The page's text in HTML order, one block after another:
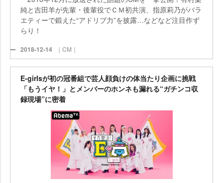
純と吉田羊が先輩・後輩役でＣＭ初共演、指原莉乃がバラ
エティーで鍛えた“アドリブ力”を披露…などなど注目作ず
らり！
2018-12-14 ｜CM｜
E-girlsが初の冠番組で芸人顔負けの体当たり企画に挑戦
「もうイヤ！」とメンバーのホンネも漏れる“ガチンコ収
録現場”に密着